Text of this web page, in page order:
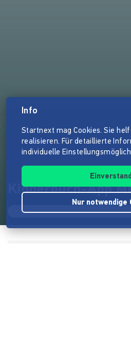
Kinderbuch-App
Info
Startnext mag Cookies. Sie
realisieren. Für detaillierte
individuelle
Nur notwendige